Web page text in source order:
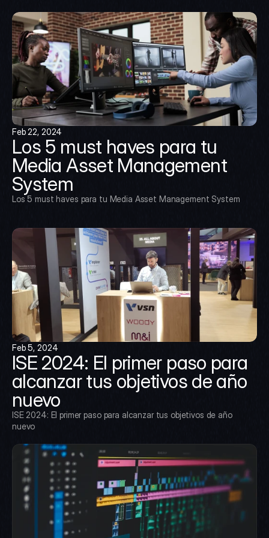
Feb 22, 2024
Los 5 must haves para tu
Media Asset Management
System
Los 5 must haves para tu Media Asset Management System
Feb 5, 2024
ISE 2024: El primer paso para
alcanzar tus objetivos de año
nuevo
ISE 2024: El primer paso para alcanzar tus objetivos de año
nuevo